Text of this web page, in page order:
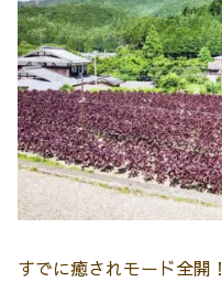
すでに癒されモード全開！